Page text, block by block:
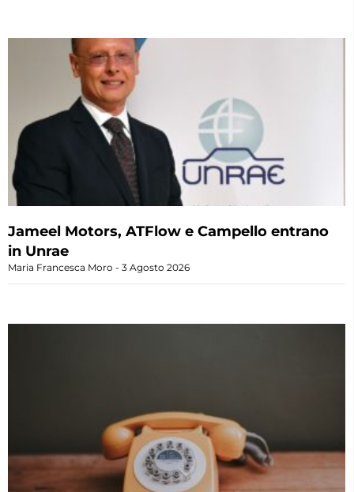
Jameel Motors, ATFlow e Campello entrano
in Unrae
Maria Francesca Moro 3 Agosto 2026